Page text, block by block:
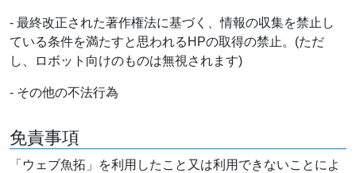
- 最終改正された著作権法に基づく、情報の収集を禁止し
ている条件を満たすと思われるHPの取得の禁止。(ただ
し、ロボット向けのものは無視されます)
- その他の不法行為
免責事項
「ウェブ魚拓」を利用したこと又は利用できないことによ